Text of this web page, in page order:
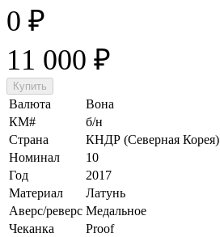
0 ₽
11 000 ₽
Валюта
Вона
КМ#
б/н
Страна
КНДР (Северная Корея)
Номинал
10
Год
2017
Материал
Латунь
Аверс/реверс Медальное
Чеканка
Proof